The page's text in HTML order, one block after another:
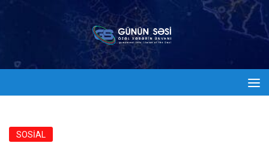
SOSİAL